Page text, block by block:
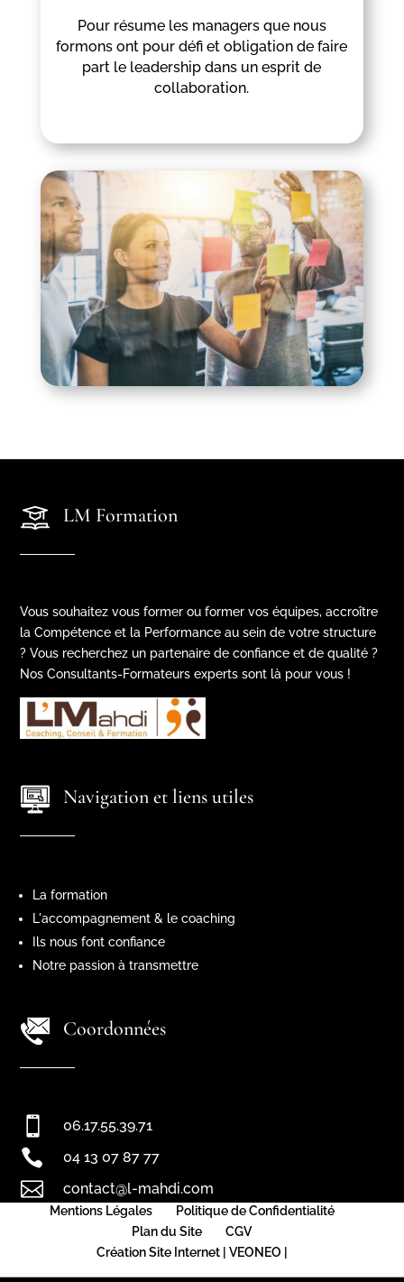
Pour résume les managers que nous
formons ont pour défi et obligation de faire
part le leadership dans un esprit de
collaboration.
LM Formation
Vous souhaitez vous former ou former vos équipes, accroître
la Compétence et la Performance au sein de votre structure
? Vous recherchez un partenaire de confiance et de qualité ?
Nos Consultants-Formateurs experts sont là pour vous !
Navigation et liens utiles
La formation
L'accompagnement & le coaching
Ils nous font confiance
Notre passion à transmettre
Coordonnées
 06.17.55.39.71
 04 13 07 87 77
 contact@l-mahdi.com
Mentions Légales
Politique de Confidentialité
Plan du Site
CGV
Création Site Internet | VEONEO |